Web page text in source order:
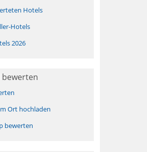
Hotels
Hotels
2026
Ort hochladen
bewerten